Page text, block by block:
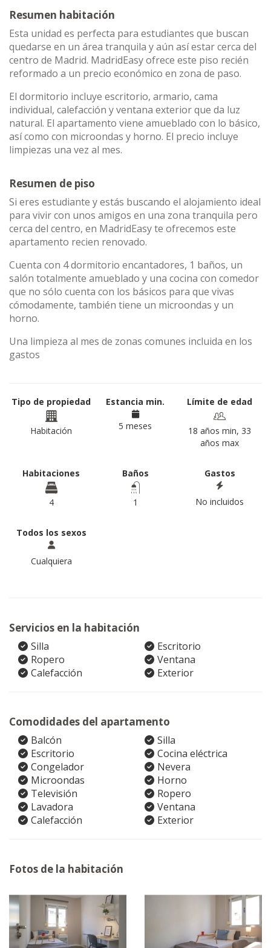
Resumen habitación
Esta unidad es perfecta para estudiantes que buscan
quedarse en un área tranquila y aún así estar cerca del
centro de Madrid. MadridEasy ofrece este piso recién
reformado a un precio económico en zona de paso.
El dormitorio incluye escritorio, armario, cama
individual, calefacción y ventana exterior que da luz
natural. El apartamento viene amueblado con lo básico,
así como con microondas y horno. El precio incluye
limpiezas una vez al mes.
Resumen de piso
Si eres estudiante y estás buscando el alojamiento ideal
para vivir con unos amigos en una zona tranquila pero
cerca del centro, en MadridEasy te ofrecemos este
apartamento recien renovado.
Cuenta con 4 dormitorio encantadores, 1 baños, un
salón totalmente amueblado y una cocina con comedor
que no sólo cuenta con los básicos para que vivas
cómodamente, también tiene un microondas y un
horno.
Una limpieza al mes de zonas comunes incluida en los
gastos
Tipo de propiedad
Habitación
Estancia min.
5 meses
Límite de edad
18 años min, 33
años max
Habitaciones
4
Baños
1
Gastos
No incluidos
Todos los sexos
Cualquiera
Servicios en la habitación
Silla
Escritorio
Ropero
Ventana
Calefacción
Exterior
Comodidades del apartamento
Balcón
Silla
Escritorio
Cocina eléctrica
Congelador
Nevera
Microondas
Horno
Televisión
Ropero
Lavadora
Ventana
Calefacción
Exterior
Fotos de la habitación